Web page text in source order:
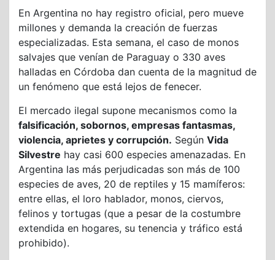
En Argentina no hay registro oficial, pero mueve
millones y demanda la creación de fuerzas
especializadas. Esta semana, el caso de monos
salvajes que venían de Paraguay o 330 aves
halladas en Córdoba dan cuenta de la magnitud de
un fenómeno que está lejos de fenecer.
El mercado ilegal supone mecanismos como la
falsificación, sobornos, empresas fantasmas,
violencia, aprietes y corrupción. Según Vida
Silvestre hay casi 600 especies amenazadas. En
Argentina las más perjudicadas son más de 100
especies de aves, 20 de reptiles y 15 mamíferos:
entre ellas, el loro hablador, monos, ciervos,
felinos y tortugas (que a pesar de la costumbre
extendida en hogares, su tenencia y tráfico está
prohibido).